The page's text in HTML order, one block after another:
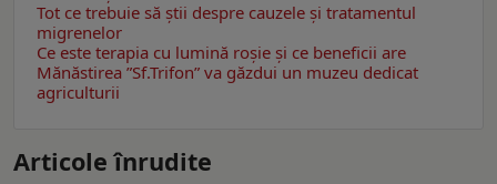
Tot ce trebuie să știi despre cauzele și tratamentul
migrenelor
Ce este terapia cu lumină roșie şi ce beneficii are
Mănăstirea ”Sf.Trifon” va găzdui un muzeu dedicat
agriculturii
Articole înrudite